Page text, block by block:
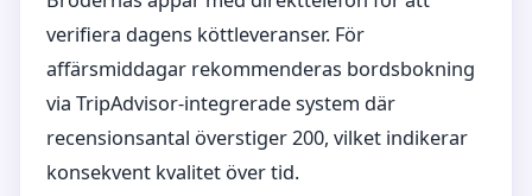
verifiera dagens köttleveranser. För
affärsmiddagar rekommenderas bordsbokning
via TripAdvisor-integrerade system där
recensionsantal överstiger 200, vilket indikerar
konsekvent kvalitet över tid.